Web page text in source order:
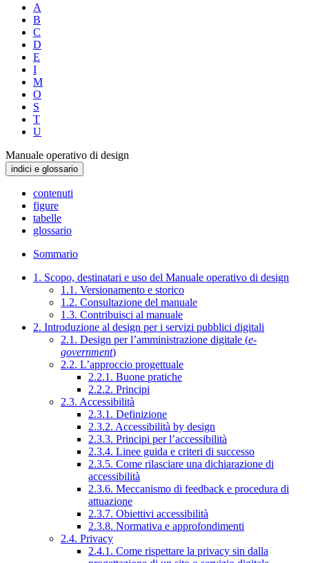
A
B
C
D
E
I
M
O
S
T
U
Manuale operativo di design
indici e glossario
contenuti
figure
tabelle
glossario
Sommario
1. Scopo, destinatari e uso del Manuale operativo di design
1.1. Versionamento e storico
1.2. Consultazione del manuale
1.3. Contribuisci al manuale
2. Introduzione al design per i servizi pubblici digitali
2.1. Design per l’amministrazione digitale (e-
government)
2.2. L’approccio progettuale
2.2.1. Buone pratiche
2.2.2. Principi
2.3. Accessibilità
2.3.1. Definizione
2.3.2. Accessibilità by design
2.3.3. Principi per l’accessibilità
2.3.4. Linee guida e criteri di successo
2.3.5. Come rilasciare una dichiarazione di
accessibilità
2.3.6. Meccanismo di feedback e procedura di
attuazione
2.3.7. Obiettivi accessibilità
2.3.8. Normativa e approfondimenti
2.4. Privacy
2.4.1. Come rispettare la privacy sin dalla